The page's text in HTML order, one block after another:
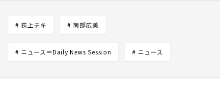
# 荻上チキ # 南部広美
# ニュース＝Daily News Session # ニュース